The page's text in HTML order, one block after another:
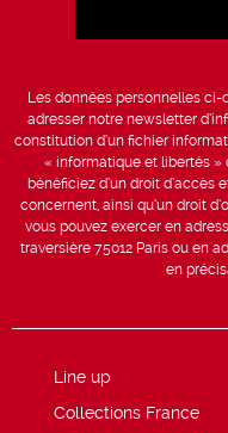
Les données personnelles
adresser notre newsletter
constitution d’un fichier
« informatique et libertés »
bénéficiez d’un droit
concernent, ainsi qu’un droit
vous pouvez exercer en
traversière 75012 Paris ou en
en
Line up
Collections France